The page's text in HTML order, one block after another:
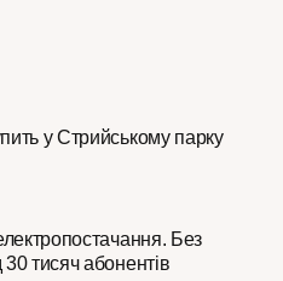
у Стрийському парку
Без
тисяч абонентів